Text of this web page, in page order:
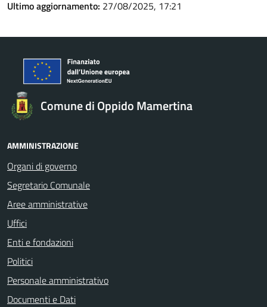
Ultimo aggiornamento: 27/08/2025, 17:21
Comune di Oppido Mamertina
AMMINISTRAZIONE
Organi di governo
Segretario Comunale
Aree amministrative
Uffici
Enti e fondazioni
Politici
Personale amministrativo
Documenti e Dati